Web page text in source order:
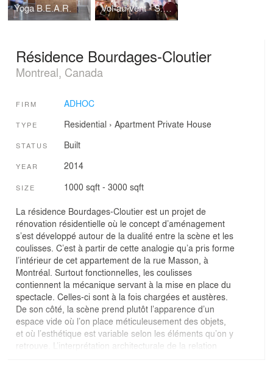
Yoga B.E.A.R. Vol-au-vent - S.P.O.T.
Résidence Bourdages-Cloutier
Montreal, Canada
FIRM ADHOC
TYPE Residential › Apartment Private House
STATUS Built
YEAR 2014
SIZE 1000 sqft - 3000 sqft
La résidence Bourdages-Cloutier est un projet de
rénovation résidentielle où le concept d’aménagement
s’est développé autour de la dualité entre la scène et les
coulisses. C’est à partir de cette analogie qu’a pris forme
l’intérieur de cet appartement de la rue Masson, à
Montréal. Surtout fonctionnelles, les coulisses
contiennent la mécanique servant à la mise en place du
spectacle. Celles-ci sont à la fois chargées et austères.
De son côté, la scène prend plutôt l’apparence d’un
espace vide où l’on place méticuleusement des objets,
et où l’esthétique est variable selon les éléments qu’on y
retrouve. L’interprétation architecturale de la relation